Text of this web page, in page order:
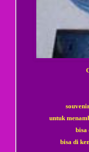
untuk
bisa
bisa di